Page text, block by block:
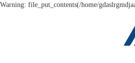
Warning: file_put_contents(/home/